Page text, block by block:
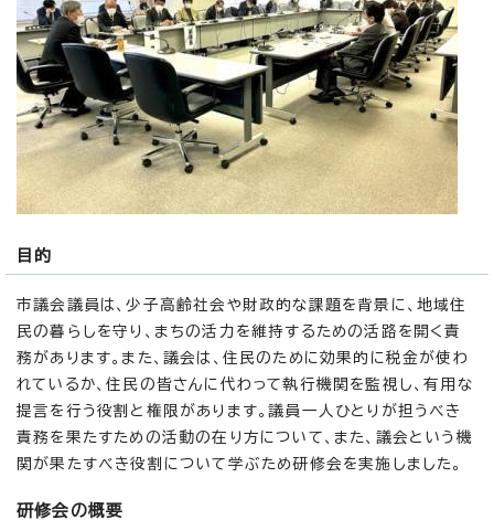
目的
市議会議員は、少子高齢社会や財政的な課題を背景に、地域住
民の暮らしを守り、まちの活力を維持するための活路を開く責
務があります。また、議会は、住民のために効果的に税金が使わ
れているか、住民の皆さんに代わって執行機関を監視し、有用な
提言を行う役割と権限があります。議員一人ひとりが担うべき
責務を果たすための活動の在り方について、また、議会という機
関が果たすべき役割について学ぶため研修会を実施しました。
研修会の概要